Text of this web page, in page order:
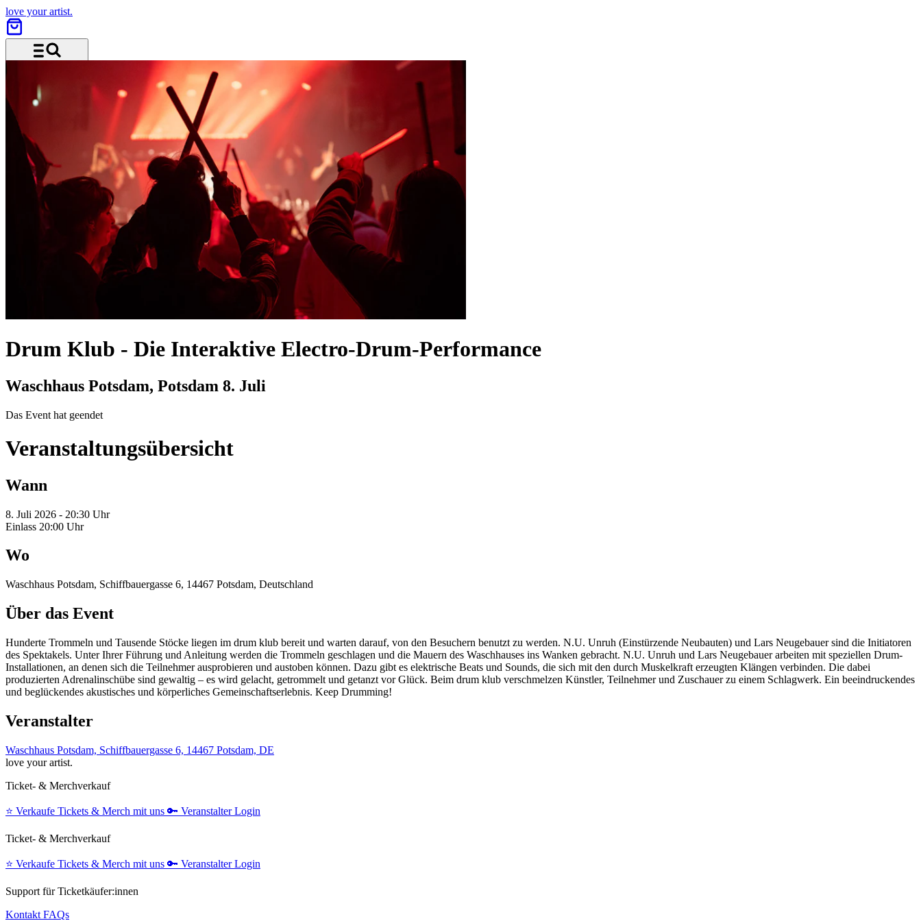
love your artist.
Drum Klub - Die Interaktive Electro-Drum-Performance
Waschhaus Potsdam, Potsdam 8. Juli
Das Event hat geendet
Veranstaltungsübersicht
Wann
8. Juli 2026 - 20:30 Uhr
Einlass 20:00 Uhr
Wo
Waschhaus Potsdam, Schiffbauergasse 6, 14467 Potsdam, Deutschland
Über das Event
Hunderte Trommeln und Tausende Stöcke liegen im drum klub bereit und warten darauf, von den Besuchern benutzt zu werden. N.U. Unruh (Einstürzende Neubauten) und Lars Neugebauer sind die Initiatoren
des Spektakels. Unter Ihrer Führung und Anleitung werden die Trommeln geschlagen und die Mauern des Waschhauses ins Wanken gebracht. N.U. Unruh und Lars Neugebauer arbeiten mit speziellen Drum-
Installationen, an denen sich die Teilnehmer ausprobieren und austoben können. Dazu gibt es elektrische Beats und Sounds, die sich mit den durch Muskelkraft erzeugten Klängen verbinden. Die dabei
produzierten Adrenalinschübe sind gewaltig – es wird gelacht, getrommelt und getanzt vor Glück. Beim drum klub verschmelzen Künstler, Teilnehmer und Zuschauer zu einem Schlagwerk. Ein beeindruckendes
und beglückendes akustisches und körperliches Gemeinschaftserlebnis. Keep Drumming!
Veranstalter
Waschhaus Potsdam, Schiffbauergasse 6, 14467 Potsdam, DE
love your artist.
Ticket- & Merchverkauf
⭐️ Verkaufe Tickets & Merch mit uns 🔑 Veranstalter Login
Ticket- & Merchverkauf
⭐️ Verkaufe Tickets & Merch mit uns 🔑 Veranstalter Login
Support für Ticketkäufer:innen
Kontakt FAQs